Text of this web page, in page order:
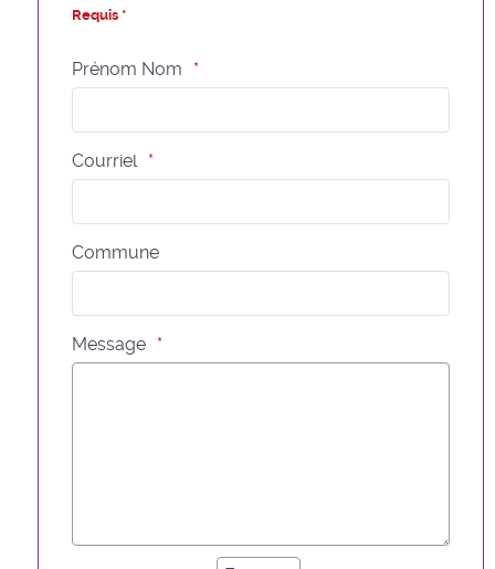
Requis *
Prénom Nom
Courriel
Commune
Message